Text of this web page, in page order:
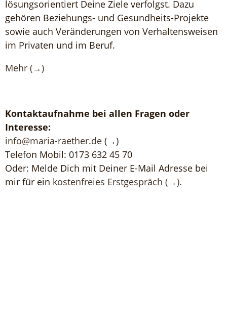
lösungsorientiert Deine Ziele verfolgst. Dazu
gehören Beziehungs- und Gesundheits-Projekte
sowie auch Veränderungen von Verhaltensweisen
im Privaten und im Beruf.
Mehr (→)
Kontaktaufnahme bei allen Fragen oder
Interesse:
info@maria-raether.de (→)
Telefon Mobil: 0173 632 45 70
Oder: Melde Dich mit Deiner E-Mail Adresse bei
mir für ein kostenfreies Erstgespräch (→).